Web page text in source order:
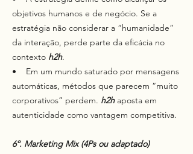
objetivos humanos e de negócio. Se a
estratégia não considerar a “humanidade”
da interação, perde parte da eficácia no
contexto h2h.
• Em um mundo saturado por mensagens
automáticas, métodos que parecem “muito
corporativos” perdem. h2haposta em
autenticidade como vantagem competitiva.
6º. Marketing Mix (4Ps ou adaptado)